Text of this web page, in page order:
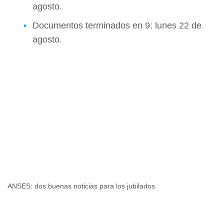
agosto.
Documentos terminados en 9: lunes 22 de
agosto.
ANSES: dos buenas noticias para los jubilados